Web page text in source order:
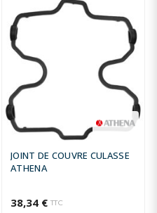
JOINT DE COUVRE CULASSE
ATHENA
38,34 € TTC